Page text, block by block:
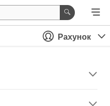
Рахунок